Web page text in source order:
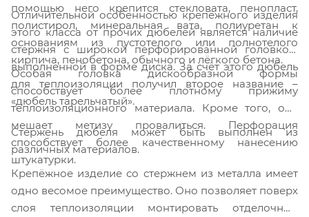
помощью него крепится стекловата, пенопласт,
полистирол, минеральная вата, полиуретан к
основаниям из пустотелого или полнотелого
кирпича, пенобетона, обычного и лёгкого бетона.
Отличительной особенностью крепёжного изделия
этого класса от прочих дюбелей является наличие
стержня с широкой перфорированной головкой,
выполненной в форме диска. За счёт этого дюбель
для теплоизоляции получил второе название –
«дюбель тарельчатый».
Особая головка дискообразной формы
способствует более плотному прижиму
теплоизоляционного материала. Кроме того, она
мешает метизу провалиться. Перфорация
способствует более качественному нанесению
штукатурки.
Стержень дюбеля может быть выполнен из
различных материалов.
Крепёжное изделие со стержнем из металла имеет
одно весомое преимущество. Оно позволяет поверх
слоя теплоизоляции монтировать отделочные